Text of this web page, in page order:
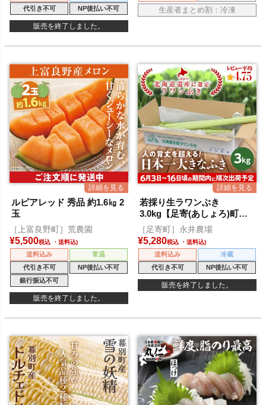
代引き不可
NP後払い不可
販売を終了しました。
生産者まとめ割：冷凍
ルピアレッド 秀品 約1.6㎏ 2
玉
［上富良野町］荒農園
¥5,500税込
送料込み
常温
代引き不可
NP後払い不可
銀行振込不可
販売を終了しました。
若採り生ラワンぶき
3.0kg【足寄(あしょろ)町特
産】
［足寄町］永井農場
¥5,280税込
送料込み
冷蔵
代引き不可
NP後払い不可
販売を終了しました。